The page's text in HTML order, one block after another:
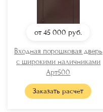
от 45 000 руб.
Входная порошковая дверь
с широкими наличниками
Арт500
Заказать расчет